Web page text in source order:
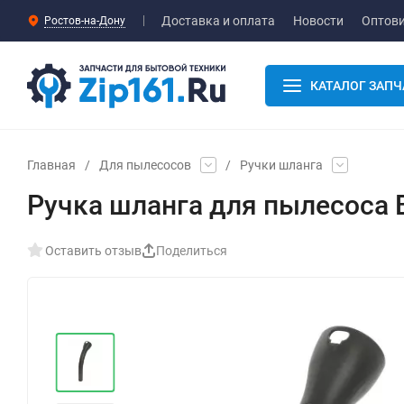
Ростов-на-Дону Доставка и оплата Новости
КАТАЛОГ
Главная / Для пылесосов / Ручки шланга
Ручка шланга для пылесоса
Оставить отзыв Поделиться